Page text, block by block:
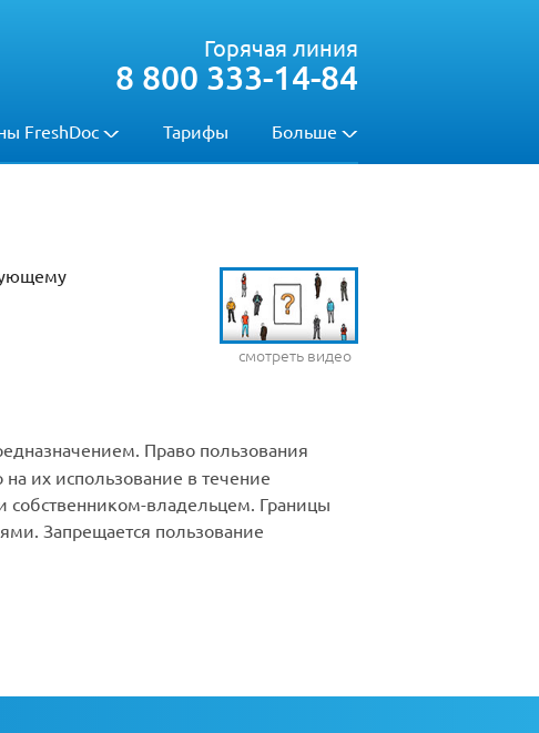
FreshDoc Тарифы Больше
Горячая линия
8 800 333-14-84
смотреть видео
Право пользования
их использование в течение
собственником-владельцем. Границы
Запрещается пользование